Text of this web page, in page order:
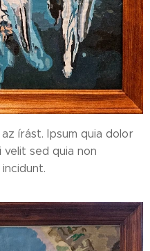
írást. Ipsum quia dolor
sed quia non